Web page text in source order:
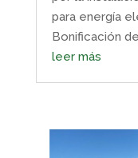
para energía
Bonificación
leer más